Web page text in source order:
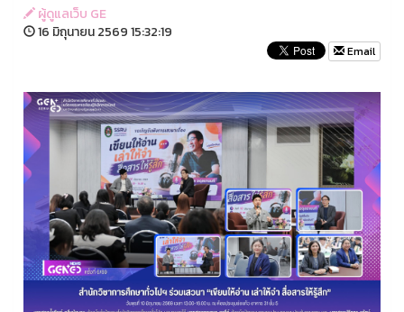
ผู้ดูแลเว็บ GE
16 มิถุนายน 2569 15:32:19
Email